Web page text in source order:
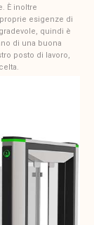
È inoltre
esigenze di
quindi è
di una buona
posto di lavoro,